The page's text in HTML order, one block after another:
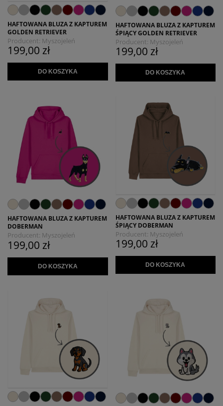
HAFTOWANA BLUZA Z KAPTUREM
GOLDEN RETRIEVER
Producent: Myszojeleń
199,00 zł
DO KOSZYKA
HAFTOWANA BLUZA Z KAPTUREM
ŚPIĄCY GOLDEN RETRIEVER
Producent: Myszojeleń
199,00 zł
DO KOSZYKA
HAFTOWANA BLUZA Z KAPTUREM
DOBERMAN
Producent: Myszojeleń
199,00 zł
DO KOSZYKA
HAFTOWANA BLUZA Z KAPTUREM
ŚPIĄCY DOBERMAN
Producent: Myszojeleń
199,00 zł
DO KOSZYKA